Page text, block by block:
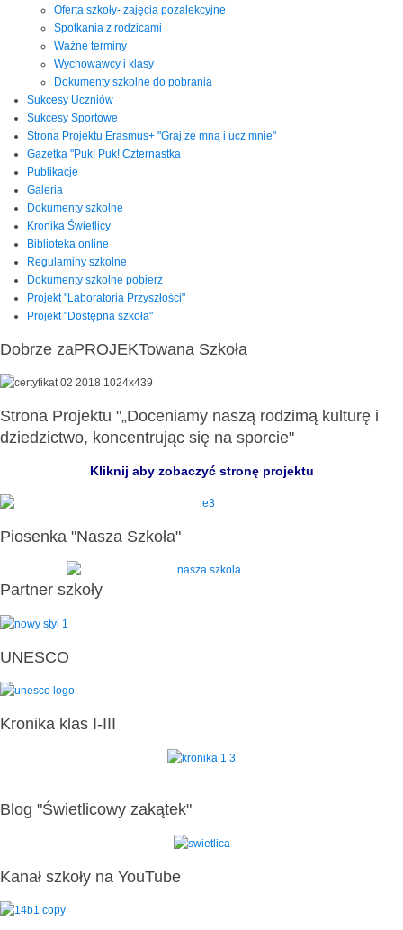
Oferta szkoły- zajęcia pozalekcyjne
Spotkania z rodzicami
Ważne terminy
Wychowawcy i klasy
Dokumenty szkolne do pobrania
Sukcesy Uczniów
Sukcesy Sportowe
Strona Projektu Erasmus+ "Graj ze mną i ucz mnie"
Gazetka "Puk! Puk! Czternastka
Publikacje
Galeria
Dokumenty szkolne
Kronika Świetlicy
Biblioteka online
Regulaminy szkolne
Dokumenty szkolne pobierz
Projekt "Laboratoria Przyszłości"
Projekt "Dostępna szkoła"
Dobrze zaPROJEKTowana Szkoła
Strona Projektu "„Doceniamy naszą rodzimą kulturę i
dziedzictwo, koncentrując się na sporcie"
Kliknij aby zobaczyć stronę projektu
Piosenka "Nasza Szkoła"
Partner szkoły
UNESCO
Kronika klas I-III
Blog "Świetlicowy zakątek"
Kanał szkoły na YouTube